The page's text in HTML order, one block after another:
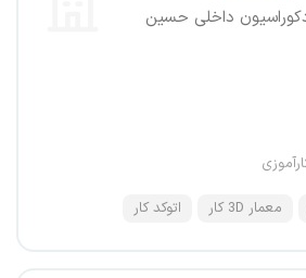
داخلی حسین
معمار 3D کار اتوکد کار